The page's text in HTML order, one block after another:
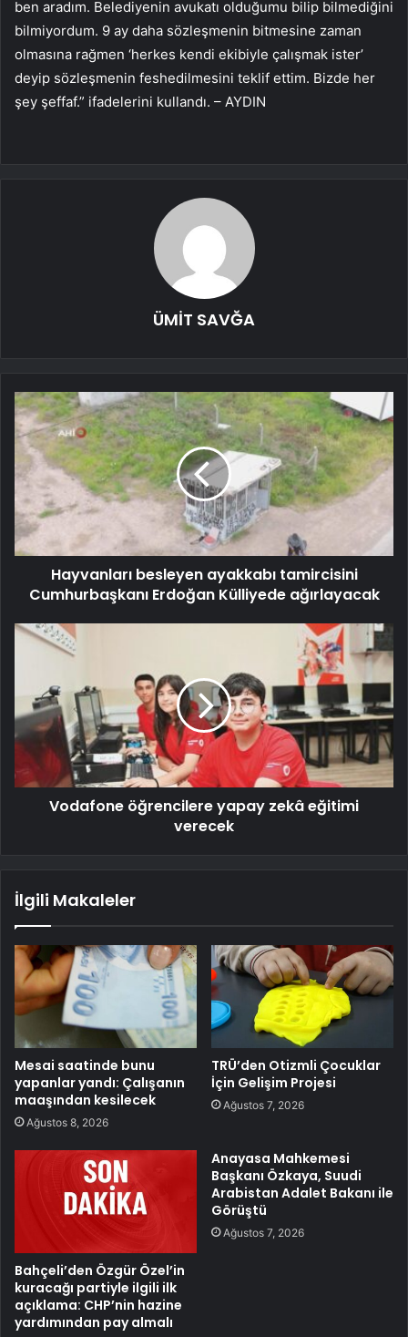
ben aradım. Belediyenin avukatı olduğumu bilip bilmediğini
bilmiyordum. 9 ay daha sözleşmenin bitmesine zaman
olmasına rağmen ‘herkes kendi ekibiyle çalışmak ister’
deyip sözleşmenin feshedilmesini teklif ettim. Bizde her
şey şeffaf.” ifadelerini kullandı. – AYDIN
ÜMİT SAVĞA
Hayvanları besleyen ayakkabı tamircisini
Cumhurbaşkanı Erdoğan Külliyede ağırlayacak
Vodafone öğrencilere yapay zekâ eğitimi
verecek
İlgili Makaleler
Mesai saatinde bunu
yapanlar yandı: Çalışanın
maaşından kesilecek
Ağustos 8, 2026
TRÜ’den Otizmli Çocuklar
İçin Gelişim Projesi
Ağustos 7, 2026
Bahçeli’den Özgür Özel’in
kuracağı partiyle ilgili ilk
açıklama: CHP’nin hazine
yardımından pay almalı
Anayasa Mahkemesi
Başkanı Özkaya, Suudi
Arabistan Adalet Bakanı ile
Görüştü
Ağustos 7, 2026